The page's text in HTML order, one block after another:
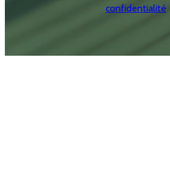
confidentialité